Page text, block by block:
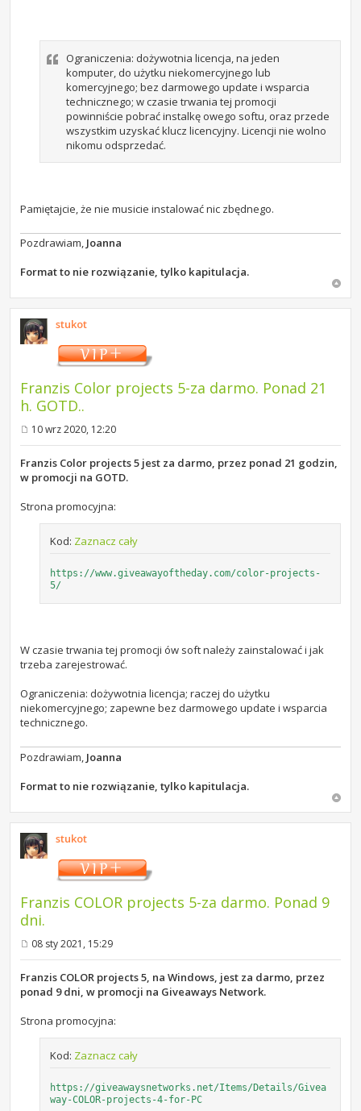
Ograniczenia: dożywotnia licencja, na jeden
komputer, do użytku niekomercyjnego lub
komercyjnego; bez darmowego update i wsparcia
technicznego; w czasie trwania tej promocji
powinniście pobrać instalkę owego softu, oraz przede
wszystkim uzyskać klucz licencyjny. Licencji nie wolno
nikomu odsprzedać.
Pamiętajcie, że nie musicie instalować nic zbędnego.
Pozdrawiam, Joanna
Format to nie rozwiązanie, tylko kapitulacja.
stukot
Franzis Color projects 5-za darmo. Ponad 21
h. GOTD..
o
s
10 wrz 2020, 12:20
Franzis Color projects 5 jest za darmo, przez ponad 21 godzin,
w promocji na GOTD.
Strona promocyjna:
Kod: Zaznacz cały
https://www.giveawayoftheday.com/color-projects-
5/
W czasie trwania tej promocji ów soft należy zainstalować i jak
trzeba zarejestrować.
Ograniczenia: dożywotnia licencja; raczej do użytku
niekomercyjnego; zapewne bez darmowego update i wsparcia
technicznego.
Pozdrawiam, Joanna
Format to nie rozwiązanie, tylko kapitulacja.
stukot
Franzis COLOR projects 5-za darmo. Ponad 9
dni.
o
s
08 sty 2021, 15:29
Franzis COLOR projects 5, na Windows, jest za darmo, przez
ponad 9 dni, w promocji na Giveaways Network.
Strona promocyjna:
Kod: Zaznacz cały
https://giveawaysnetworks.net/Items/Details/Givea
way-COLOR-projects-4-for-PC